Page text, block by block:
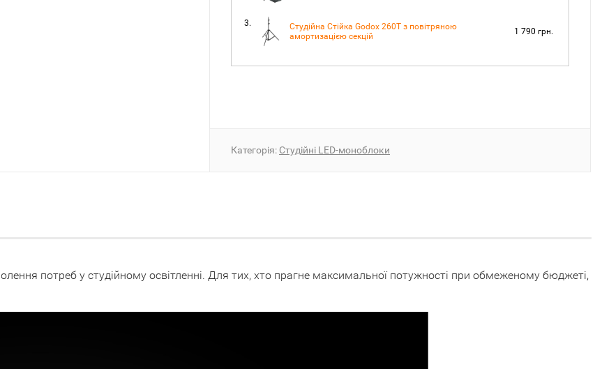
Студійна Стійка Godox 260T з повітряною
амортизацією секцій
1 790 грн.
Категорія: Студійні LED-моноблоки
потреб у студійному освітленні. Для тих, хто прагне максимальної потужності при обмеженому бюджеті,